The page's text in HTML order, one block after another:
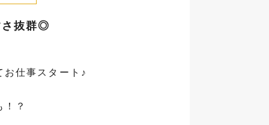
さ抜群◎
仕事スタート♪
？